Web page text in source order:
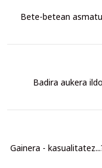
Bete-betean
Badira aukera
Gainera -